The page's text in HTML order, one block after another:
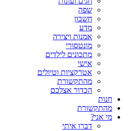
שפה
חשבון
מדע
אמנות ויצירה
מונטסורי
מתכונים לילדים
אישי
אטרקציות וטיולים
מהתקשורת
הכדור אצלכם
חנות
מהתקשורת
מי אני?
דברו איתי